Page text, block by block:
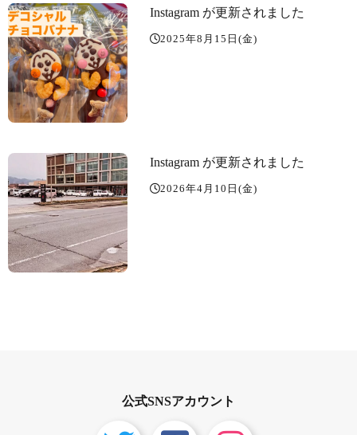
Instagram が更新されました
2025年8月15日(金)
Instagram が更新されました
2026年4月10日(金)
公式SNSアカウント